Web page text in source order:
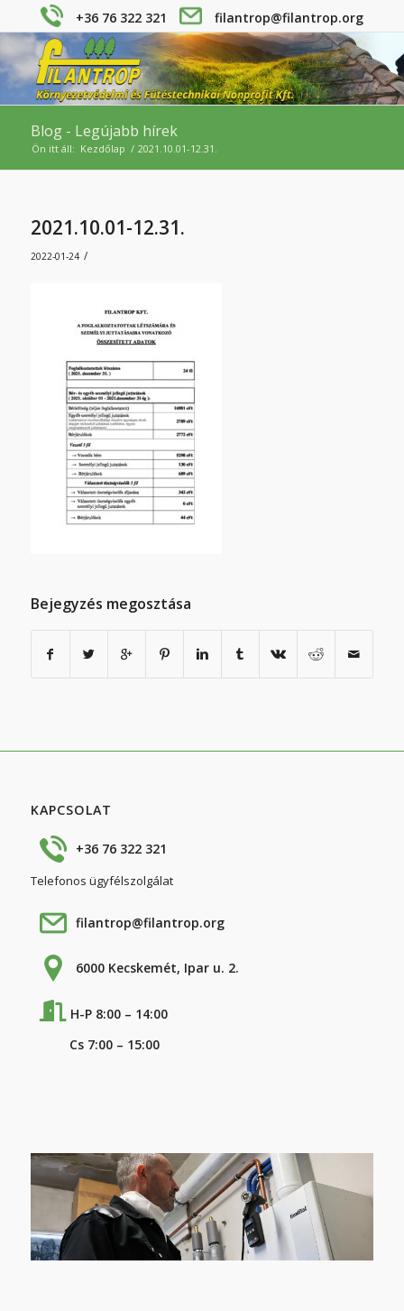
+36 76 322 321 filantrop@filantrop.org
Blog - Legújabb hírek
Ön itt áll: Kezdőlap / 2021.10.01-12.31.
2021.10.01-12.31.
2022-01-24 /
Bejegyzés megosztása
KAPCSOLAT
+36 76 322 321
Telefonos ügyfélszolgálat
filantrop@filantrop.org
6000 Kecskemét, Ipar u. 2.
H-P 8:00 – 14:00
Cs 7:00 – 15:00